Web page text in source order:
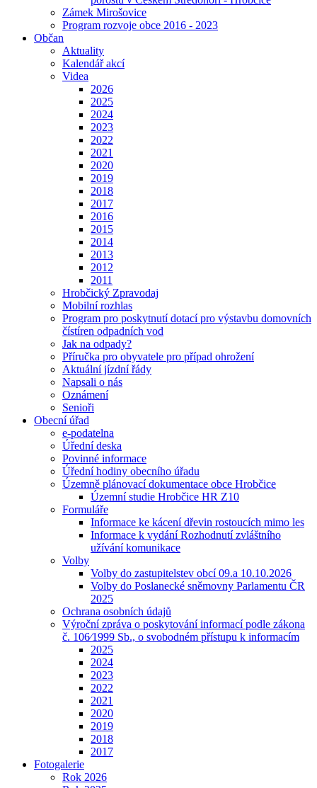
Zámek Mirošovice
Program rozvoje obce 2016 - 2023
Občan
Aktuality
Kalendář akcí
Videa
2026
2025
2024
2023
2022
2021
2020
2019
2018
2017
2016
2015
2014
2013
2012
2011
Hrobčický Zpravodaj
Mobilní rozhlas
Program pro poskytnutí dotací pro výstavbu domovních
čístíren odpadních vod
Jak na odpady?
Příručka pro obyvatele pro případ ohrožení
Aktuální jízdní řády
Napsali o nás
Oznámení
Senioři
Obecní úřad
e-podatelna
Úřední deska
Povinné informace
Úřední hodiny obecního úřadu
Územně plánovací dokumentace obce Hrobčice
Územní studie Hrobčice HR Z10
Formuláře
Informace ke kácení dřevin rostoucích mimo les
Informace k vydání Rozhodnutí zvláštního
užívání komunikace
Volby
Volby do zastupitelstev obcí 09.a 10.10.2026
Volby do Poslanecké sněmovny Parlamentu ČR
2025
Ochrana osobních údajů
Výroční zpráva o poskytování informací podle zákona
č. 106⁄1999 Sb., o svobodném přístupu k informacím
2025
2024
2023
2022
2021
2020
2019
2018
2017
Fotogalerie
Rok 2026